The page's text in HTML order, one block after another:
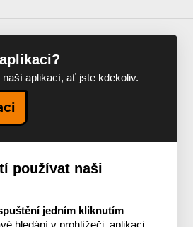
naší aplikací, ať jste kdekoliv.
používat naši
jedním kliknutím –